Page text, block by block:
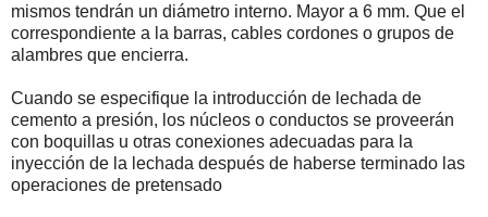
mismos tendrán un diámetro interno. Mayor a 6 mm. Que el
correspondiente a la barras, cables cordones o grupos de
alambres que encierra.
Cuando se especifique la introducción de lechada de
cemento a presión, los núcleos o conductos se proveerán
con boquillas u otras conexiones adecuadas para la
inyección de la lechada después de haberse terminado las
operaciones de pretensado